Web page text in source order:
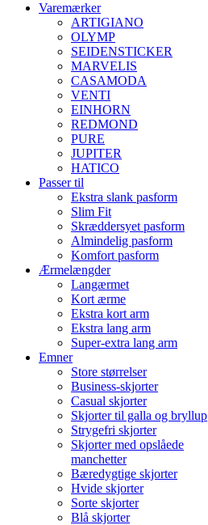
Varemærker
ARTIGIANO
OLYMP
SEIDENSTICKER
MARVELIS
CASAMODA
VENTI
EINHORN
REDMOND
PURE
JUPITER
HATICO
Passer til
Ekstra slank pasform
Slim Fit
Skræddersyet pasform
Almindelig pasform
Komfort pasform
Ærmelængder
Langærmet
Kort ærme
Ekstra kort arm
Ekstra lang arm
Super-extra lang arm
Emner
Store størrelser
Business-skjorter
Casual skjorter
Skjorter til galla og bryllup
Strygefri skjorter
Skjorter med opslåede
manchetter
Bæredygtige skjorter
Hvide skjorter
Sorte skjorter
Blå skjorter